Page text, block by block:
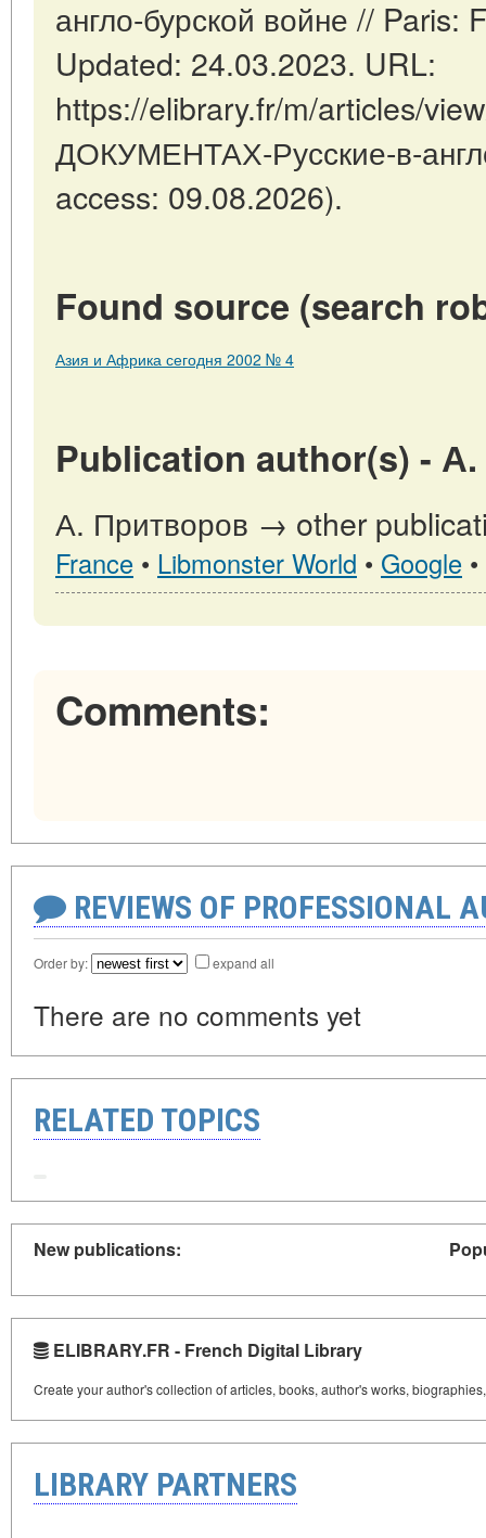
англо-бурской войне // Paris:
Updated: 24.03.2023. URL:
https://elibrary.fr/m/articles/
ДОКУМЕНТАХ-Русские-в-
access: 09.08.2026).
Found source (search
Азия и Африка сегодня 2002 № 4
Publication author(s) -
А. Притворов → other
France • Libmonster World • Google •
Comments:
REVIEWS OF PROFESSIONAL
Order by: expand all
There are no comments yet
RELATED TOPICS
New publications:
ELIBRARY.FR - French Digital Library
Create your author's collection of articles, books, author's works,
LIBRARY PARTNERS